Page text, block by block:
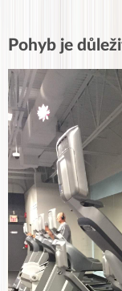
Pohyb je